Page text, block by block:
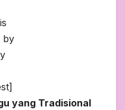
by
yang Tradisional